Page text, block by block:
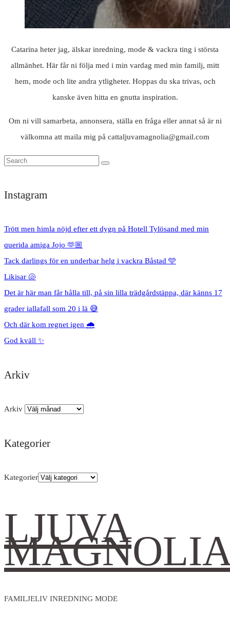
Catarina heter jag, älskar inredning, mode & vackra ting i största
allmänhet. Här får ni följa med i min vardag med min familj, mitt
hem, mode och lite andra ytligheter. Hoppas du ska trivas, och
kanske även hitta en gnutta inspiration.
Om ni vill samarbeta, annonsera, ställa en fråga eller annat så är ni
välkomna att maila mig på cattaljuvamagnolia@gmail.com
Instagram
Trött men himla nöjd efter ett dygn på Hotell Tylösand med min
querida amiga Jojo 🫶🏼
Tack darlings för en underbar helg i vackra Båstad 🩵
Likisar 🐚
Det är här man får hålla till, på sin lilla trädgårdstäppa, där känns 17
grader iallafall som 20 i lä 😅
Och där kom regnet igen 🌧️
God kväll ✨
Arkiv
Arkiv
Kategorier
Kategorier
LJUVA
FAMILJELIV INREDNING MODE